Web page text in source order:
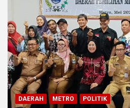
DAERAH METRO POLITIK